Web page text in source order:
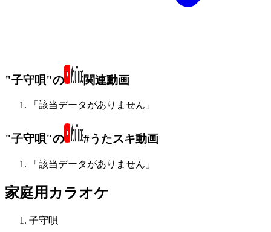
"子守唄"の 関連動画
「該当データがありません」
"子守唄"の #うたスキ動画
「該当データがありません」
家庭用カラオケ
子守唄